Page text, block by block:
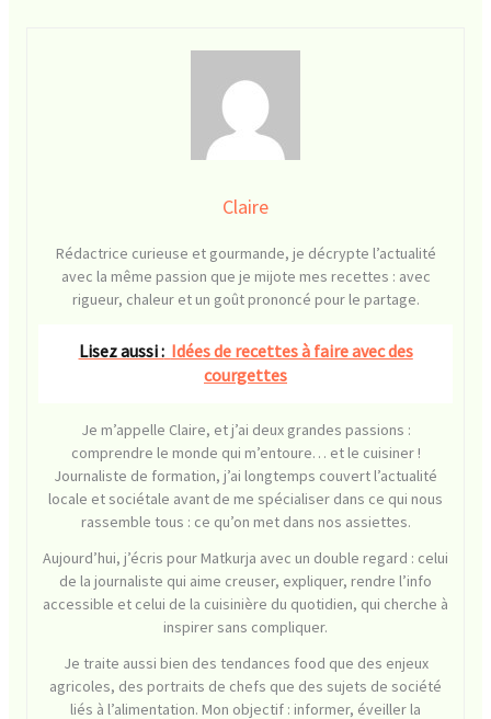
Claire
Rédactrice curieuse et gourmande, je décrypte l’actualité
avec la même passion que je mijote mes recettes : avec
rigueur, chaleur et un goût prononcé pour le partage.
Lisez aussi : Idées de recettes à faire avec des
courgettes
Je m’appelle Claire, et j’ai deux grandes passions :
comprendre le monde qui m’entoure… et le cuisiner !
Journaliste de formation, j’ai longtemps couvert l’actualité
locale et sociétale avant de me spécialiser dans ce qui nous
rassemble tous : ce qu’on met dans nos assiettes.
Aujourd’hui, j’écris pour Matkurja avec un double regard : celui
de la journaliste qui aime creuser, expliquer, rendre l’info
accessible et celui de la cuisinière du quotidien, qui cherche à
inspirer sans compliquer.
Je traite aussi bien des tendances food que des enjeux
agricoles, des portraits de chefs que des sujets de société
liés à l’alimentation. Mon objectif : informer, éveiller la